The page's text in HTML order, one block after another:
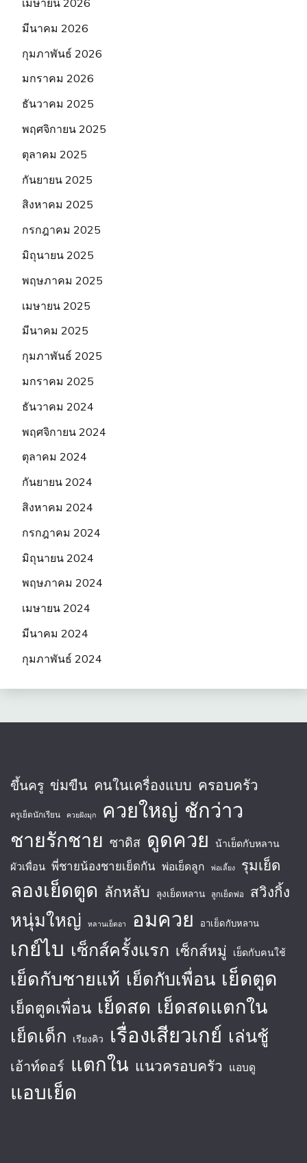
เมษายน 2026
มีนาคม 2026
กุมภาพันธ์ 2026
มกราคม 2026
ธันวาคม 2025
พฤศจิกายน 2025
ตุลาคม 2025
กันยายน 2025
สิงหาคม 2025
กรกฎาคม 2025
มิถุนายน 2025
พฤษภาคม 2025
เมษายน 2025
มีนาคม 2025
กุมภาพันธ์ 2025
มกราคม 2025
ธันวาคม 2024
พฤศจิกายน 2024
ตุลาคม 2024
กันยายน 2024
สิงหาคม 2024
กรกฎาคม 2024
มิถุนายน 2024
พฤษภาคม 2024
เมษายน 2024
มีนาคม 2024
กุมภาพันธ์ 2024
ขึ้นครู ข่มขืน คนในเครื่องแบบ ครอบครัว
ครูเย็ดนักเรียน ควยฝังมุก ควยใหญ่ ชักว่าว
ชายรักชาย ซาดิส ดูดควย น้าเย็ดกับหลาน
ผัวเพื่อน พี่ชายน้องชายเย็ดกัน พ่อเย็ดลูก พ่อเลี้ยง รุมเย็ด
ลองเย็ดตูด ลักหลับ ลุงเย็ดหลาน ลูกเย็ดพ่อ สวิงกิ้ง
หนุ่มใหญ่ หลานเย็ดอา อมควย อาเย็ดกับหลาน
เกย์ไบ เซ็กส์ครั้งแรก เซ็กส์หมู่ เย็ดกับคนใช้
เย็ดกับชายแท้ เย็ดกับเพื่อน เย็ดตูด
เย็ดตูดเพื่อน เย็ดสด เย็ดสดแตกใน
เย็ดเด็ก เรียงคิว เรื่องเสียวเกย์ เล่นชู้
เอ้าท์ดอร์ แตกใน แนวครอบครัว แอบดู
แอบเย็ด